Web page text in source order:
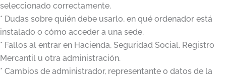
seleccionado correctamente.
* Dudas sobre quién debe usarlo, en qué ordenador está
instalado o cómo acceder a una sede.
* Fallos al entrar en Hacienda, Seguridad Social, Registro
Mercantil u otra administración.
* Cambios de administrador, representante o datos de la